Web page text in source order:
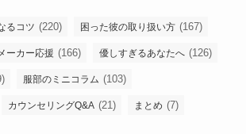
るコツ (220) 困った彼の取り扱い方 (167)
ーカー応援 (166) 優しすぎるあなたへ (126)
服部のミニコラム (103)
カウンセリングQ&A (21) まとめ (7)